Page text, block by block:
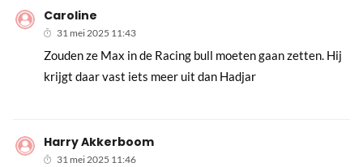
Caroline
31 mei 2025 11:43
Zouden ze Max in de Racing bull moeten gaan zetten. Hij
krijgt daar vast iets meer uit dan Hadjar
Harry Akkerboom
31 mei 2025 11:46